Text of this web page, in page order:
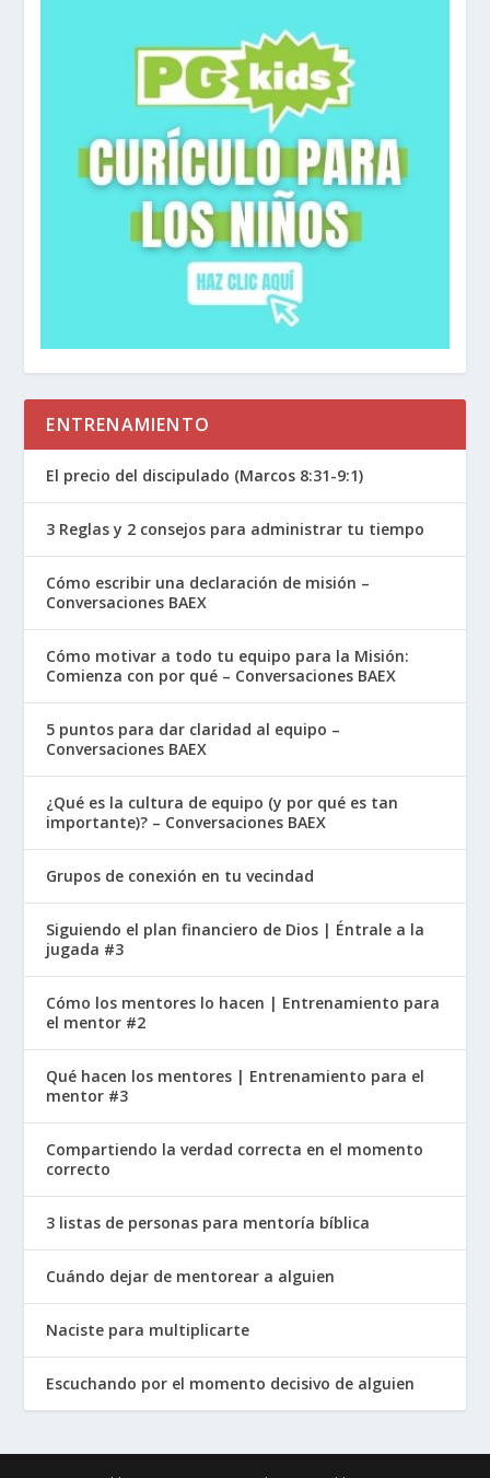
ENTRENAMIENTO
El precio del discipulado (Marcos 8:31-9:1)
3 Reglas y 2 consejos para administrar tu tiempo
Cómo escribir una declaración de misión –
Conversaciones BAEX
Cómo motivar a todo tu equipo para la Misión:
Comienza con por qué – Conversaciones BAEX
5 puntos para dar claridad al equipo –
Conversaciones BAEX
¿Qué es la cultura de equipo (y por qué es tan
importante)? – Conversaciones BAEX
Grupos de conexión en tu vecindad
Siguiendo el plan financiero de Dios | Éntrale a la
jugada #3
Cómo los mentores lo hacen | Entrenamiento para
el mentor #2
Qué hacen los mentores | Entrenamiento para el
mentor #3
Compartiendo la verdad correcta en el momento
correcto
3 listas de personas para mentoría bíblica
Cuándo dejar de mentorear a alguien
Naciste para multiplicarte
Escuchando por el momento decisivo de alguien